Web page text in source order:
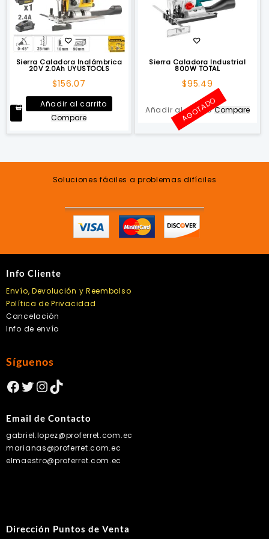
Sierra Caladora Inalámbrica
20V 2.0Ah UYUSTOOLS
$156.07
Añadir al carrito
Compare
Sierra Caladora Industrial
800W TOTAL
$95.49
Añadir al carrito
AGOTADOCompare
Soluciones fáciles a problemas difíciles
Info Cliente
Envío, Devolución y Reembolso
Política de Privacidad
Cancelación
Info de envío
Síguenos
Facebook
Twitter
Instagram
TikTok
Email de Contacto
gabriel.lopez@proferret.com.ec
marianas@proferret.com.ec
elmaestro@proferret.com.ec
Dirección Puntos de Venta